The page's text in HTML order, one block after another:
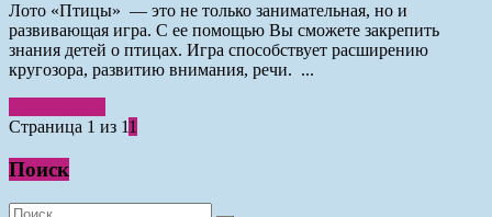
Лото «Птицы» — это не только занимательная, но и
развивающая игра. С ее помощью Вы сможете закрепить
знания детей о птицах. Игра способствует расширению
кругозора, развитию внимания, речи. ...
Страница 1 из 11
Поиск